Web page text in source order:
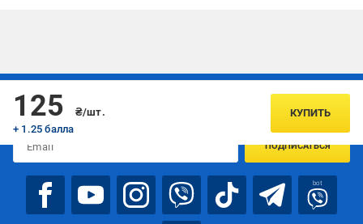
125
₴/шт.
+ 1.25 балла
КУПИТЬ
Подписывайтесь, чтобы узнавать первым об акцияx и
ПОДПИСАТЬСЯ
bot